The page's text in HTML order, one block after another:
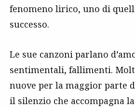
fenomeno lirico, uno di
successo.
Le sue canzoni parlano
sentimentali, fallimenti.
nuove per la maggior parte
il silenzio che accompagna